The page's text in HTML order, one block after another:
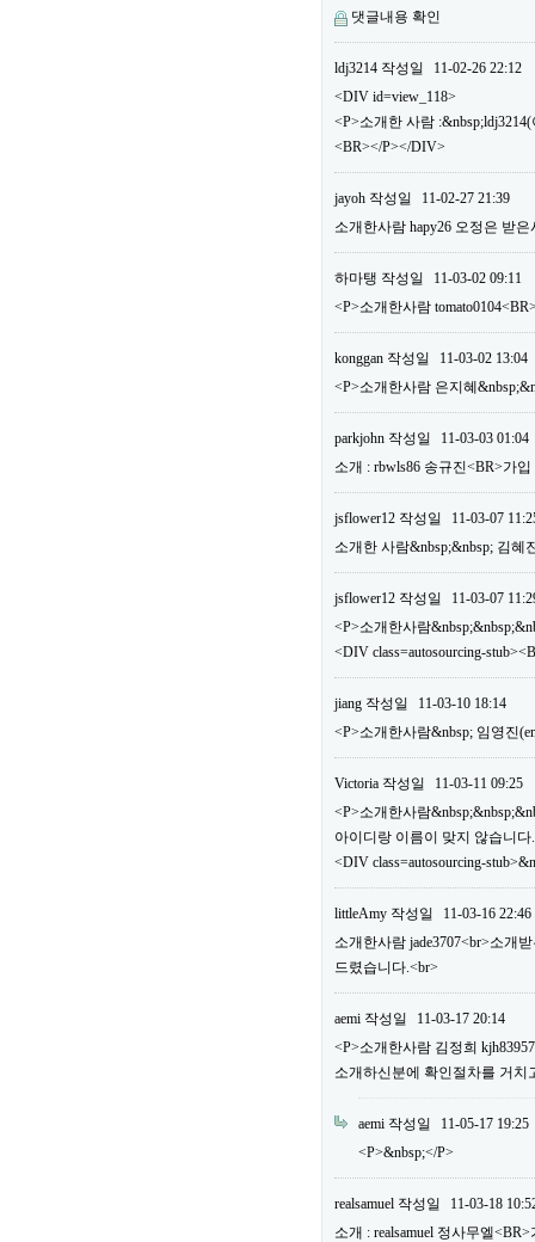
댓글내용 확인
ldj3214 작성일
11-02-26 22:12
<DIV id=view_118>
<P>소개한 사람
<BR></P></DIV>
jayoh 작성일
11-02-27 21:39
소개한사람 hapy26 오정은 받
하마탱 작성일
11-03-02 09:11
<P>소개한사람
konggan 작성일
11-03-02 13:04
<P>소개한사람 은지혜
parkjohn 작성일
11-03-03 01:04
소개 : rbwls86 송규진<BR>가
jsflower12 작성일
11-03-07
소개한 사람&nbsp;&nbsp; 김혜
jsflower12 작성일
11-03-07
<P>소개한사람
<DIV class=autosourcing-
jiang 작성일
11-03-10 18:14
<P>소개한사람&nbsp; 임영진
Victoria 작성일
11-03-11 09:25
<P>소개한사람
아이디랑 이름이 맞지 않습니다.
<DIV class=autosourcing-
littleAmy 작성일
11-03-16 22:46
소개한사람 jade3707<br>소개
드렸습니다.<br>
aemi 작성일
11-03-17 20:14
<P>소개한사람 김정희
소개하신분에 확인절차를 거치
aemi 작성일
11-05-17 19:25
<P>&nbsp;</P>
realsamuel 작성일
11-03-18
소개 : realsamuel 정사무엘